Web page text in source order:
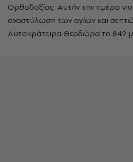
Ορθοδοξίας. Αυτήν την ημέρα
αναστύλωση των αγίων και
Αυτοκράτειρα Θεοδώρα το 842